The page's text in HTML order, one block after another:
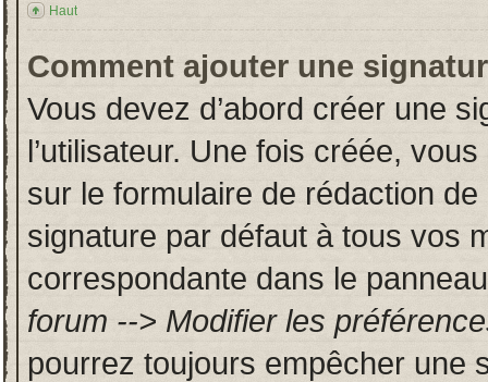
Haut
Comment ajouter une
Vous devez d’abord créer une
l’utilisateur. Une fois créée,
sur le formulaire de rédaction
signature par défaut à tous vos
correspondante dans le
forum --> Modifier les
pourrez toujours empêcher une